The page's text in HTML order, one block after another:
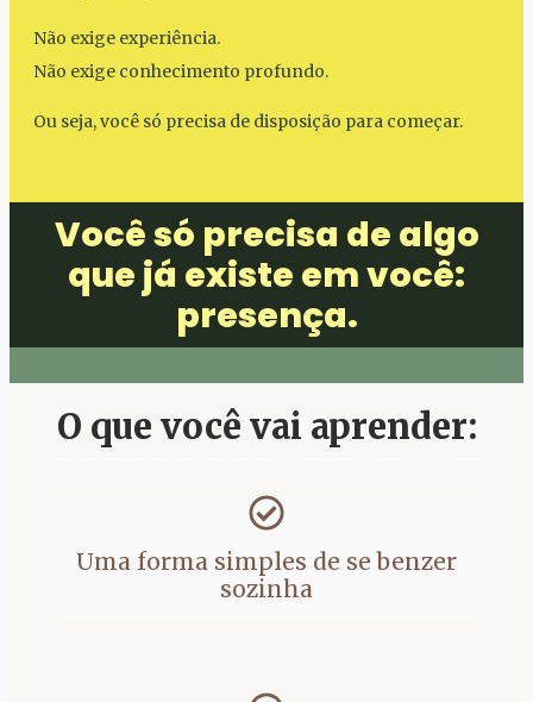
Não exige experiência.
Não exige conhecimento profundo.
Ou seja, você só precisa de disposição para começar.
Você só precisa de algo
que já existe em você:
presença.
O que você vai aprender:
Uma forma simples de se benzer
sozinha